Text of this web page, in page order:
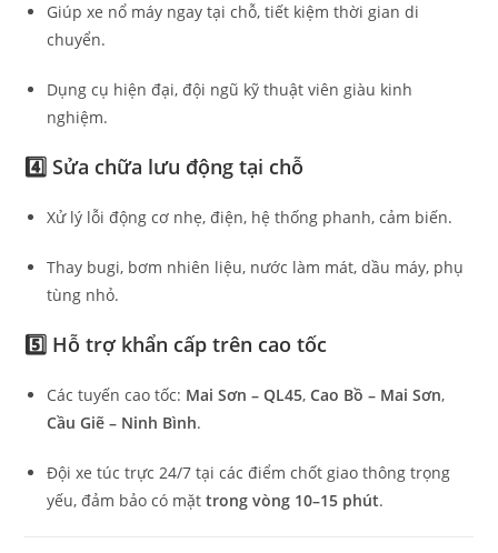
Giúp xe nổ máy ngay tại chỗ, tiết kiệm thời gian di
chuyển.
Dụng cụ hiện đại, đội ngũ kỹ thuật viên giàu kinh
nghiệm.
4️⃣ Sửa chữa lưu động tại chỗ
Xử lý lỗi động cơ nhẹ, điện, hệ thống phanh, cảm biến.
Thay bugi, bơm nhiên liệu, nước làm mát, dầu máy, phụ
tùng nhỏ.
5️⃣ Hỗ trợ khẩn cấp trên cao tốc
Các tuyến cao tốc: Mai Sơn – QL45,Cao Bồ – Mai Sơn,
Cầu Giẽ – Ninh Bình.
Đội xe túc trực 24/7 tại các điểm chốt giao thông trọng
yếu, đảm bảo có mặttrong vòng 10–15 phút.